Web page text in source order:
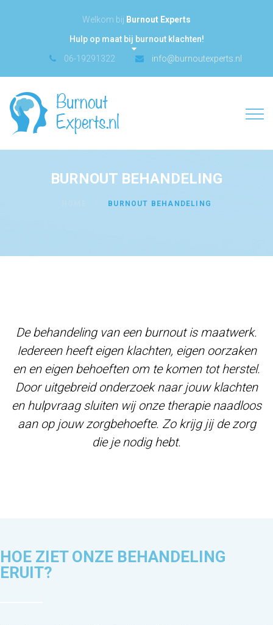
Welkom bij Burnout Experts
Hulp op maat bij burnout klachten!
06-19291322
info@burnoutexperts.nl
BURNOUT BEHANDELING
BURNOUT BEHANDELING
De behandeling van een burnout is maatwerk.
Iedereen heeft eigen klachten, eigen oorzaken
en en eigen behoeften om te komen tot herstel.
Door uitgebreid onderzoek naar jouw klachten
en hulpvraag sluiten wij onze therapie naadloos
aan op jouw zorgbehoefte. Zo krijg jij de zorg
die je nodig hebt.
HOE ZIET ONZE BEHANDELING
ERUIT?